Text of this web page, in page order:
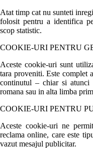
Atat timp cat nu sunteti
folosit pentru a identifica
scop statistic.
COOKIE-URI PENTRU
Aceste cookie-uri sunt
tara proveniti. Este complet
continutul – chiar si atunci
romana sau in alta limba
COOKIE-URI PENTRU
Aceste cookie-uri ne
reclama online, care este
vazut mesajul publicitar.